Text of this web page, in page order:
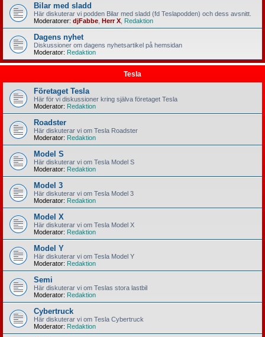
Bilar med sladd
Här diskuterar vi podden Bilar med sladd (fd Teslapodden) och dess avsnitt.
Moderatorer: djFabbe Herr X Redaktion
Dagens nyhet
Diskussioner om dagens nyhetsartikel på hemsidan
Moderator: Redaktion
Tesla
Företaget Tesla
Här för vi diskussioner kring själva företaget Tesla
Moderator: Redaktion
Roadster
Här diskuterar vi om Tesla Roadster
Moderator: Redaktion
Model S
Här diskuterar vi om Tesla Model S
Moderator: Redaktion
Model 3
Här diskuterar vi om Tesla Model 3
Moderator: Redaktion
Model X
Här diskuterar vi om Tesla Model X
Moderator: Redaktion
Model Y
Här diskuterar vi om Tesla Model Y
Moderator: Redaktion
Semi
Här diskuterar vi om Teslas stora lastbil
Moderator: Redaktion
Cybertruck
Här diskuterar vi om Tesla Cybertruck
Moderator: Redaktion